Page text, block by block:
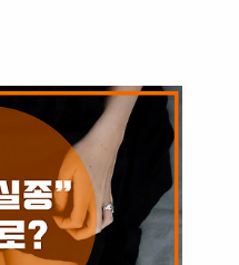
like when these
가 전성기였을 때, 풍경이